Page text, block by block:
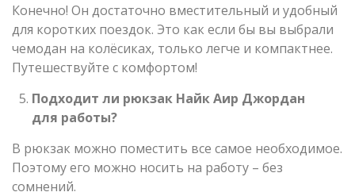
Конечно! Он достаточно вместительный и удобный
для коротких поездок. Это как если бы вы выбрали
чемодан на колёсиках, только легче и компактнее.
Путешествуйте с комфортом!
Подходит ли рюкзак Найк Аир Джордан
для работы?
В рюкзак можно поместить все самое необходимое.
Поэтому его можно носить на работу – без
сомнений.